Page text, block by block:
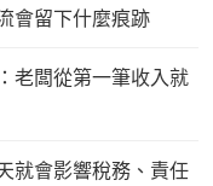
會留下什麼痕跡
老闆從第一筆收入就
就會影響稅務、責任